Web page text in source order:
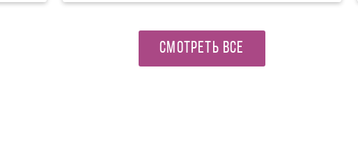
СМОТРЕТЬ ВСЕ